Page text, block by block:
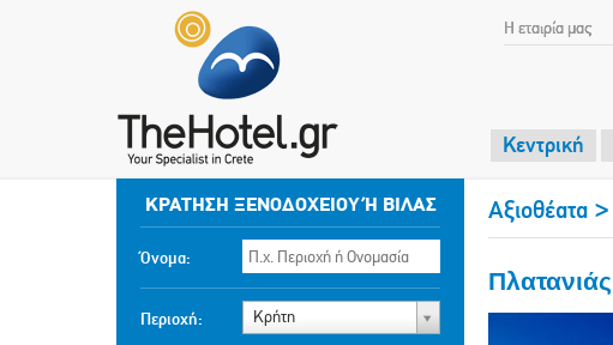
Η εταιρία μας
Κεντρική
ΚΡΆΤΗΣΗ ΞΕΝΟΔΟΧΕΊΟΥ Ή ΒΊΛΑΣ
Όνομα:
Περιοχή: Κρήτη
Αξιοθέατα >
Πλατανιάς